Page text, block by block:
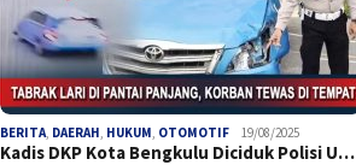
BERITA DAERAH HUKUM OTOMOTIF 19/08/2025
Kadis DKP Kota Bengkulu Diciduk Polisi U…